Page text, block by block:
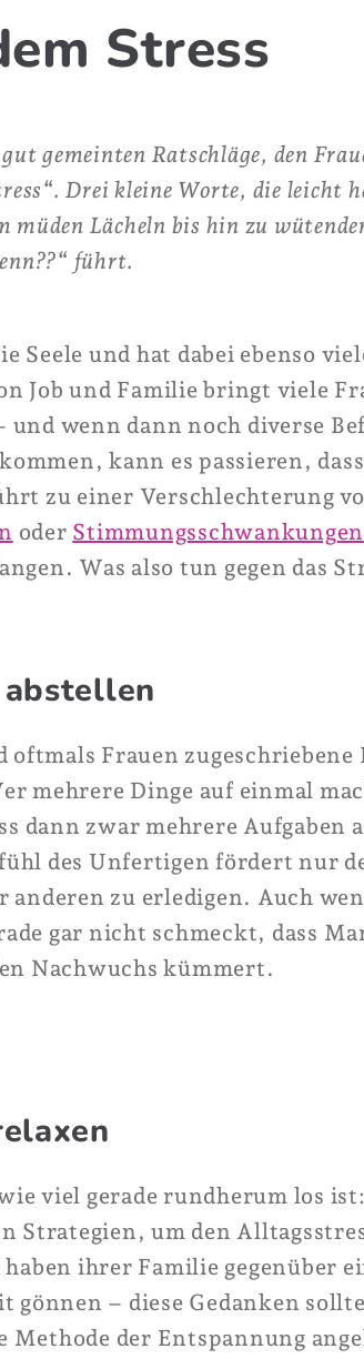
Stress
gemeinten Ratschläge, den
Drei kleine Worte, die leicht
müden Lächeln bis hin zu
führt.
Seele und hat dabei ebenso
Job und Familie bringt viele
und wenn dann noch diverse
kann es passieren,
zu einer Verschlechterung
oder Stimmungsschwankungen
Was also tun gegen das
oftmals Frauen
mehrere Dinge auf einmal
dann zwar mehrere
des Unfertigen fördert nur
anderen zu erledigen. Auch
gar nicht schmeckt, dass
Nachwuchs kümmert.
viel gerade rundherum los
Strategien, um den
ihrer Familie gegenüber
gönnen – diese Gedanken
Methode der Entspannung